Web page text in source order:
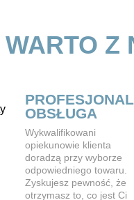
Z
OBSŁUGA
Wykwalifikowani
opiekunowie klienta
doradzą przy wyborze
odpowiedniego towaru.
Zyskujesz pewność, że
otrzymasz to, co jest Ci